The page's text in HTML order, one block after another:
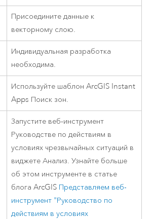
Присоедините данные к
векторному слою.
Индивидуальная разработка
необходима.
Используйте шаблонArcGIS Instant
Apps Поиск зон.
Запустите веб-инструмент
Руководстве по действиям в
условиях чрезвычайных ситуаций в
виджете Анализ. Узнайте больше
об этом инструменте в статье
блога ArcGIS Представляем веб-
инструмент "Руководство по
действиям в условиях